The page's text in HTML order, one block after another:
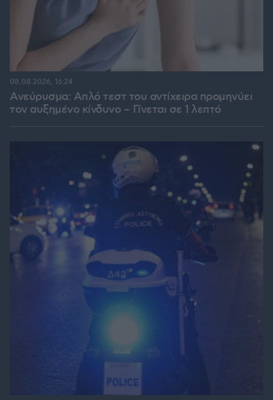
Ανεύρυσμα: Απλό τεστ του αντίχειρα προμηνύει
τον αυξημένο κίνδυνο – Γίνεται σε 1 λεπτό
08.08.2026, 16:24